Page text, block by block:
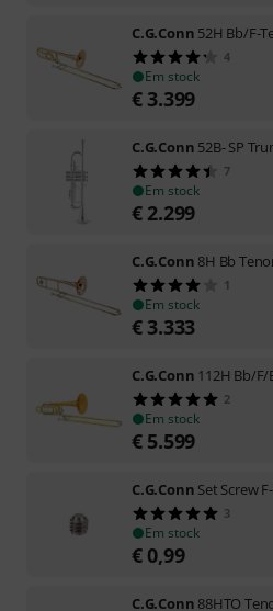
C.G.Conn 52H Bb/F-
4
Em stock
€ 3.399
C.G.Conn 52B- SP
7
Em stock
€ 2.299
C.G.Conn 8H Bb
1
Em stock
€ 3.333
C.G.Conn 112H Bb/
2
Em stock
€ 5.599
C.G.Conn Set Screw
3
Em stock
€ 0,99
C.G.Conn 88HTO